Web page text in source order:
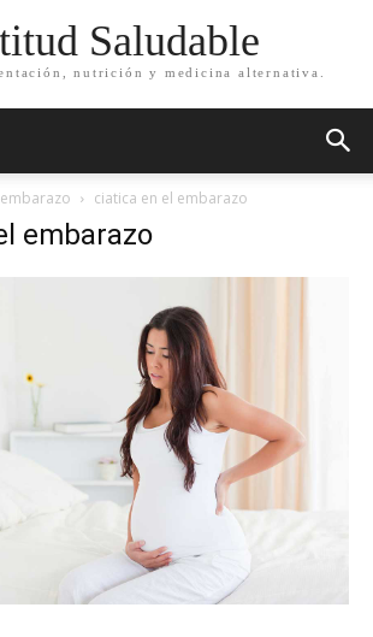
Saludable
nutrición y medicina alternativa.
ciatica en el embarazo
embarazo